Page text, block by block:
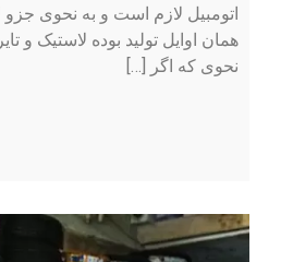
اتومبیل لازم است و به نحوی جزو
همان اوایل تولید بوده لاستیک و
نحوی که اگر […]